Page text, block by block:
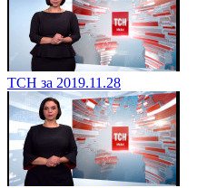
ТСН за 2019.11.28